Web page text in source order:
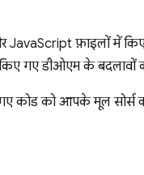
JavaScript फ़ाइलों में
गए डीओएम के बदलावों
कोड को आपके मूल सोर्स